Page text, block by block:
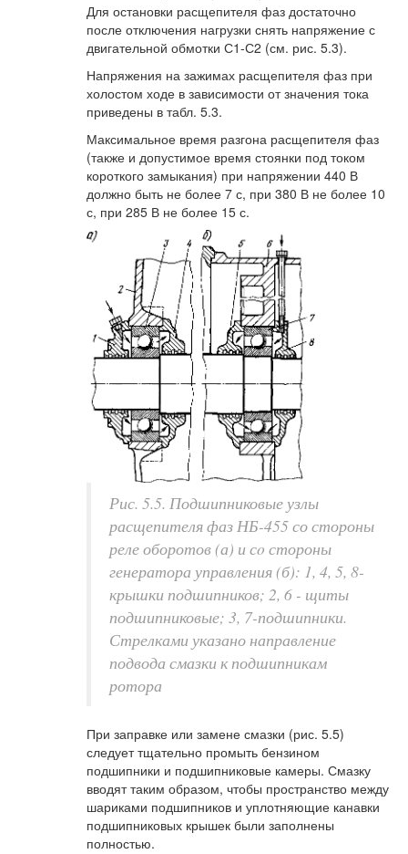
Для остановки расщепителя фаз достаточно
после отключения нагрузки снять напряжение с
двигательной обмотки С1-С2 (см. рис. 5.3).
Напряжения на зажимах расщепителя фаз при
холостом ходе в зависимости от значения тока
приведены в табл. 5.3.
Максимальное время разгона расщепителя фаз
(также и допустимое время стоянки под током
короткого замыкания) при напряжении 440 В
должно быть не более 7 с, при 380 В не более 10
с, при 285 В не более 15 с.
Рис. 5.5. Подшипниковые узлы
расщепителя фаз НБ-455 со стороны
реле оборотов (а) и сo стороны
генератора управления (б): 1, 4, 5, 8-
крышки подшипников; 2, 6 - щиты
подшипниковые; 3, 7-подшипники.
Стрелками указано направление
подвода смазки к подшипникам
ротора
При заправке или замене смазки (рис. 5.5)
следует тщательно промыть бензином
подшипники и подшипниковые камеры. Смазку
вводят таким образом, чтобы пространство между
шариками подшипников и уплотняющие канавки
подшипниковых крышек были заполнены
полностью.